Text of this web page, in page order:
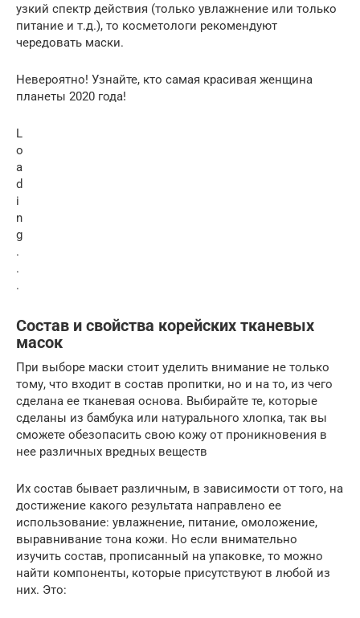
узкий спектр действия (только увлажнение или только
питание и т.д.), то косметологи рекомендуют
чередовать маски.
Невероятно! Узнайте, кто самая красивая женщина
планеты 2020 года!
L
o
a
d
i
n
g
.
.
.
Состав и свойства корейских тканевых
масок
При выборе маски стоит уделить внимание не только
тому, что входит в состав пропитки, но и на то, из чего
сделана ее тканевая основа. Выбирайте те, которые
сделаны из бамбука или натурального хлопка, так вы
сможете обезопасить свою кожу от проникновения в
нее различных вредных веществ
Их состав бывает различным, в зависимости от того, на
достижение какого результата направлено ее
использование: увлажнение, питание, омоложение,
выравнивание тона кожи. Но если внимательно
изучить состав, прописанный на упаковке, то можно
найти компоненты, которые присутствуют в любой из
них. Это: